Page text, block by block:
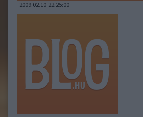
2009.02.10 22:25:00